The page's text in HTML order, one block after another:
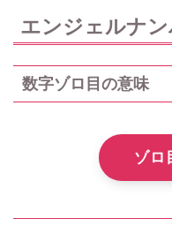
エンジェルナン
数字ゾロ目の意味
ゾロ